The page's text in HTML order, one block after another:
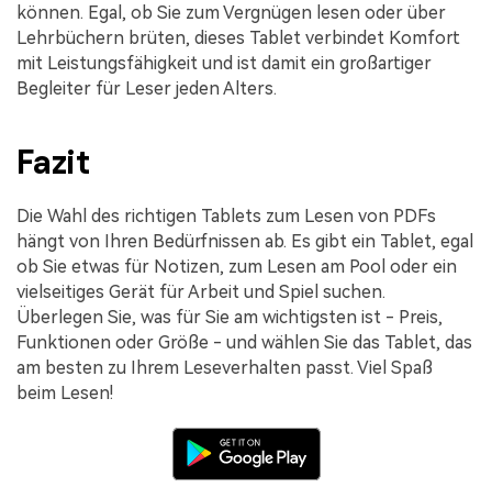
können. Egal, ob Sie zum Vergnügen lesen oder über
Lehrbüchern brüten, dieses Tablet verbindet Komfort
mit Leistungsfähigkeit und ist damit ein großartiger
Begleiter für Leser jeden Alters.
Fazit
Die Wahl des richtigen Tablets zum Lesen von PDFs
hängt von Ihren Bedürfnissen ab. Es gibt ein Tablet, egal
ob Sie etwas für Notizen, zum Lesen am Pool oder ein
vielseitiges Gerät für Arbeit und Spiel suchen.
Überlegen Sie, was für Sie am wichtigsten ist - Preis,
Funktionen oder Größe - und wählen Sie das Tablet, das
am besten zu Ihrem Leseverhalten passt. Viel Spaß
beim Lesen!